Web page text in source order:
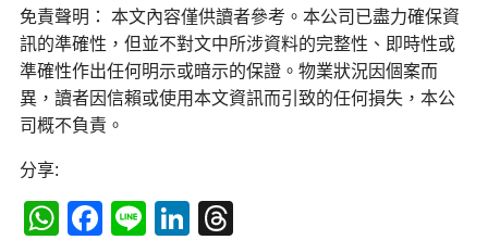
免責聲明： 本文內容僅供讀者參考。本公司已盡力確保資
訊的準確性，但並不對文中所涉資料的完整性、即時性或
準確性作出任何明示或暗示的保證。物業狀況因個案而
異，讀者因信賴或使用本文資訊而引致的任何損失，本公
司概不負責。
分享:
WhatsApp
Facebook
LineLinkedIn